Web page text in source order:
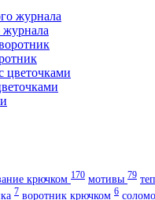
журнала
крючком 170 мотивы 79
7 воротник крючком 6